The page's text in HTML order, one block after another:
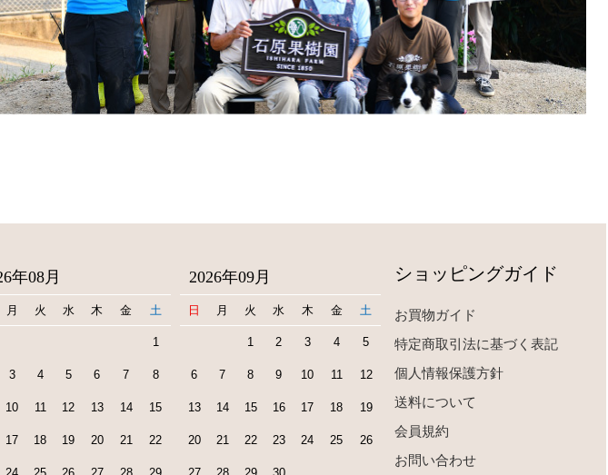
年08月
月 火 水 木 金 土
1
3 4 5 6 7 8
10 11 12 13 14 15
17 18 19 20 21 22
2026年09月
日 月 火 水 木 金 土
1 2 3 4 5
6 7 8 9 10 11 12
13 14 15 16 17 18 19
20 21 22 23 24 25 26
ショッピングガイド
お買物ガイド
特定商取引法に基づく表記
個人情報保護方針
送料について
会員規約
お問い合わせ